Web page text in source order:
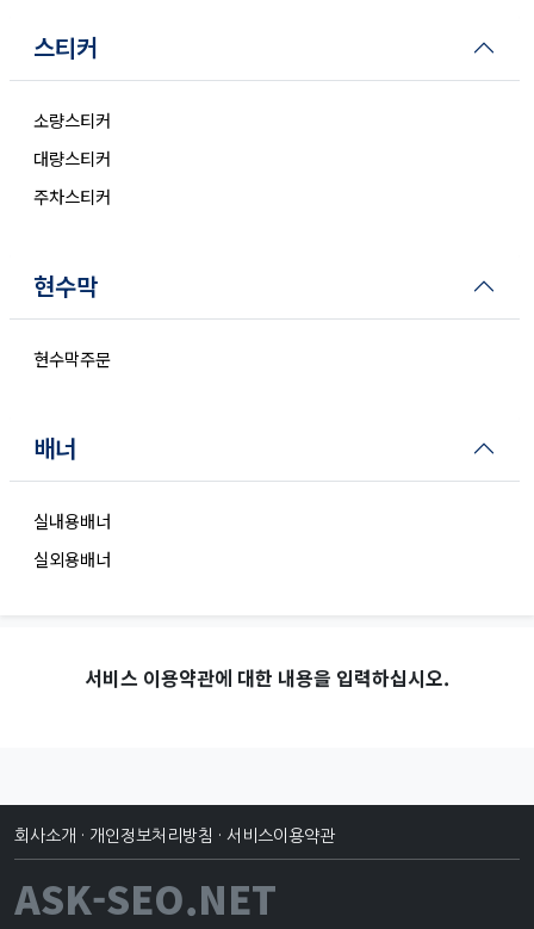
스티커
소량스티커
대량스티커
주차스티커
현수막
현수막주문
배너
실내용배너
실외용배너
서비스 이용약관에 대한 내용을 입력하십시오.
회사소개 · 개인정보처리방침 · 서비스이용약관
ASK-SEO.NET